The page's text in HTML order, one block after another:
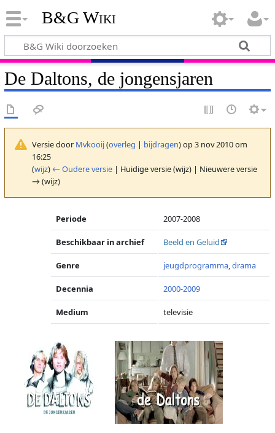
B&G Wiki
De Daltons, de jongensjaren
Versie door Mvkooij(overleg | bijdragen)op 3 nov 2010 om
16:25
(wijz) ← Oudere versie| Huidige versie (wijz) | Nieuwere versie
→ (wijz)
Periode 2007-2008
Beschikbaar in archief Beeld en Geluid
Genre jeugdprogramma,drama
Decennia 2000-2009
Medium televisie